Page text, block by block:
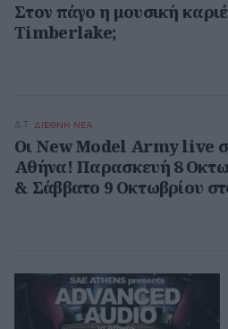
Στον πάγο η μουσική
Timberlake;
Δ.Τ. ΔΙΕΘΝΗ ΝΕΑ
Οι New Model Army live
Αθήνα! Παρασκευή 8
& Σάββατο 9 Οκτωβρίου